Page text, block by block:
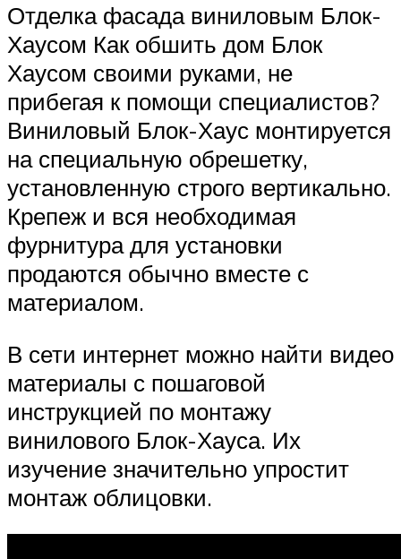
Отделка фасада виниловым Блок-
Хаусом Как обшить дом Блок
Хаусом своими руками, не
прибегая к помощи специалистов?
Виниловый Блок-Хаус монтируется
на специальную обрешетку,
установленную строго вертикально.
Крепеж и вся необходимая
фурнитура для установки
продаются обычно вместе с
материалом.
В сети интернет можно найти видео
материалы с пошаговой
инструкцией по монтажу
винилового Блок-Хауса. Их
изучение значительно упростит
монтаж облицовки.